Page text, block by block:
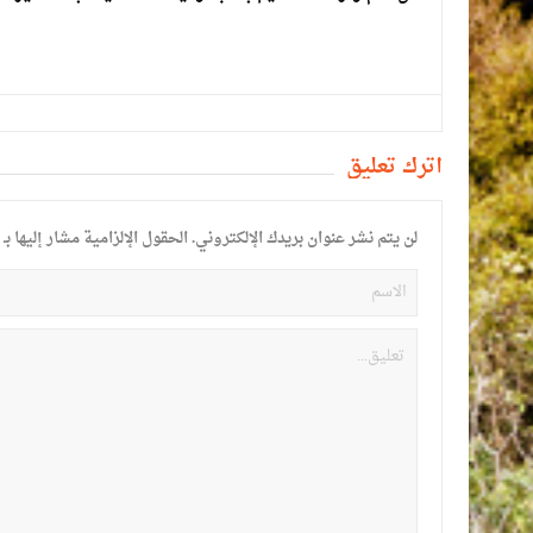
أترك تعليق
لن يتم نشر عنوان بريدك الإلكتروني.الحقول الإلزامية مشار إليها بـ